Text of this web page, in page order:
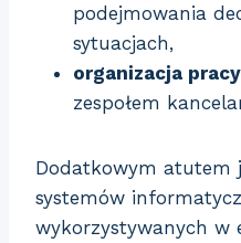
podejmowania
sytuacjach,
organizacja pracy
zespołem
Dodatkowym atutem
systemów
wykorzystywanych w